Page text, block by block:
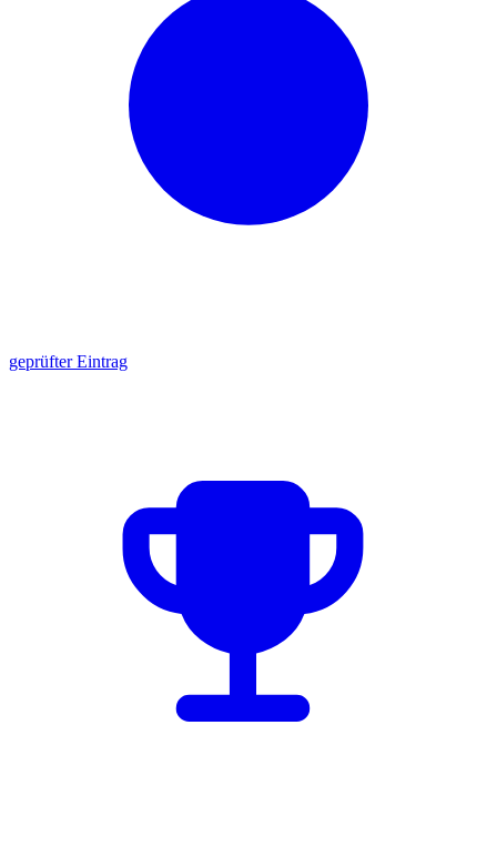
geprüfter Eintrag